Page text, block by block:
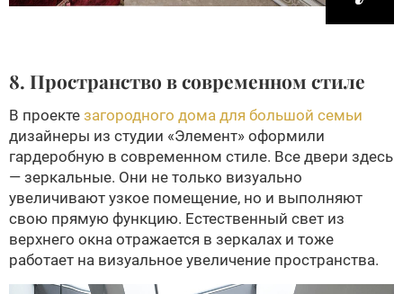
8. Пространство в современном стиле
В проекте загородного дома для большой семьи
дизайнеры из студии «Элемент» оформили
гардеробную в современном стиле. Все двери здесь
— зеркальные. Они не только визуально
увеличивают узкое помещение, но и выполняют
свою прямую функцию. Естественный свет из
верхнего окна отражается в зеркалах и тоже
работает на визуальное увеличение пространства.